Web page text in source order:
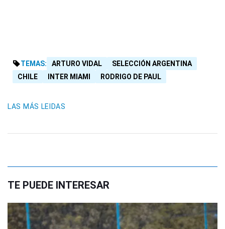
TEMAS: ARTURO VIDAL
SELECCIÓN ARGENTINA
CHILE
INTER MIAMI RODRIGO DE PAUL
LAS MÁS LEIDAS
TE PUEDE INTERESAR